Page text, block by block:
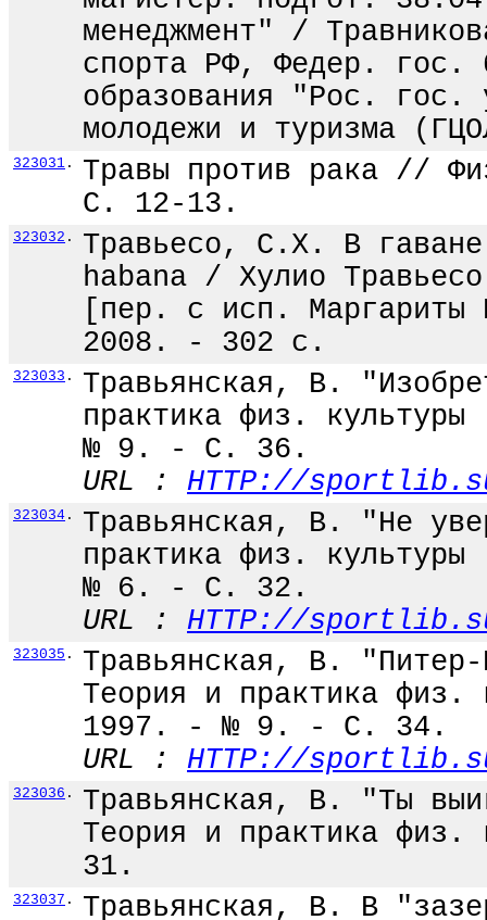
менеджмент" /
спорта РФ, Федер. гос.
образования "Рос.
молодежи и туризма
323031 .
Травы против рака //
С. 12-13.
323032 .
Травьесо, С.Х. В
habana / Хулио
[пер. с исп.
2008. - 302 с.
323033 .
Травьянская, В.
практика физ.
№ 9. - С. 36.
URL : HTTP://
323034 .
Травьянская, В. "Не
практика физ.
№ 6. - С. 32.
URL : HTTP://
323035 .
Травьянская, В.
Теория и практика
1997. - № 9. - С. 34.
URL : HTTP://
323036 .
Травьянская, В. "Ты
Теория и практика
31.
323037 .
Травьянская, В. В